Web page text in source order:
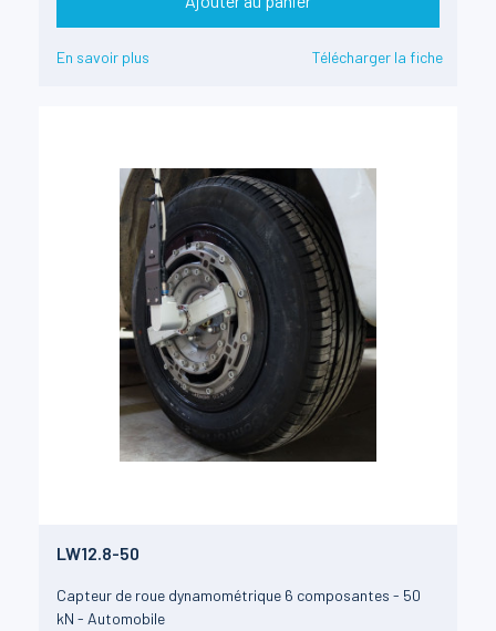
En savoir plus Télécharger la fiche
LW12.8-50
Capteur de roue dynamométrique 6 composantes - 50
kN - Automobile